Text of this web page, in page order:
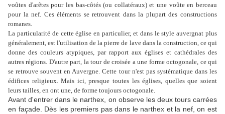
voûtes d'arêtes pour les bas-côtés (ou collatéraux) et une voûte en berceau
pour la nef. Ces éléments se retrouvent dans la plupart des constructions
romanes.
La particularité de cette église en particulier, et dans le style auvergnat plus
généralement, est l'utilisation de la pierre de lave dans la construction, ce qui
donne des couleurs atypiques, par rapport aux églises et cathédrales des
autres régions. D'autre part, la tour de croisée a une forme octogonale, ce qui
se retrouve souvent en Auvergne. Cette tour n'est pas systématique dans les
édifices religieux. Mais ici, presque toutes les églises, quelles que soient
leurs tailles, en ont une, de forme toujours octogonale.
Avant d'entrer dans le narthex, on observe les deux tours carrées
en façade. Dès les premiers pas dans le narthex et la nef, on est